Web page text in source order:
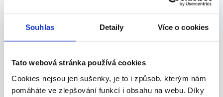
Souhlas Detaily Více o cookies
Tato webová stránka používá cookies
Cookies nejsou jen sušenky, je to i způsob, kterým nám
pomáháte ve zlepšování funkcí i obsahu na webu. Díky
Michal Soukop